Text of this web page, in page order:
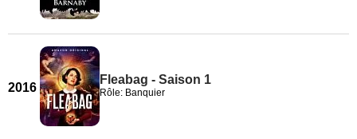
2016
Fleabag - Saison 1
Rôle: Banquier